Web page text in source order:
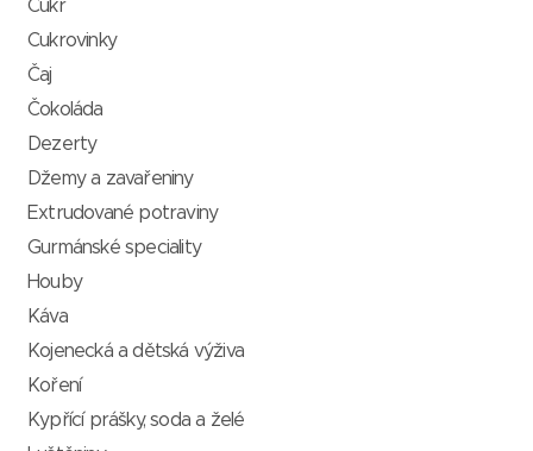
Cukr
Cukrovinky
Čaj
Čokoláda
Dezerty
Džemy a zavařeniny
Extrudované potraviny
Gurmánské speciality
Houby
Káva
Kojenecká a dětská výživa
Koření
Kypřící prášky, soda a želé